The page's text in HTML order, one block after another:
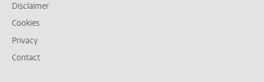
Disclaimer
Cookies
Privacy
Contact